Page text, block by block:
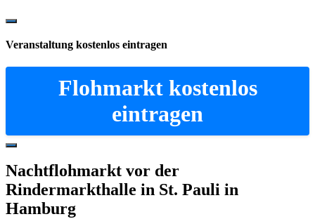
Show
Content
Veranstaltung kostenlos eintragen
Flohmarkt kostenlos
eintragen
Hide
Content
Nachtflohmarkt vor der
Rindermarkthalle in St. Pauli in
Hamburg